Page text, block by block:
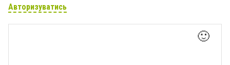
Авторизуватись
🙂